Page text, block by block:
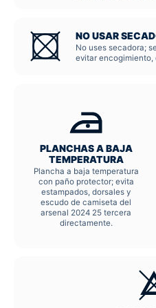
NO USAR
No uses secadora;
evitar encogimiento,
PLANCHAS A BAJA
TEMPERATURA
Plancha a baja temperatura
con paño protector; evita
estampados, dorsales y
escudo de camiseta del
arsenal 2024 25 tercera
directamente.